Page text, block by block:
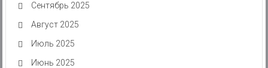
Сентябрь 2025
Август 2025
Июль 2025
Июнь 2025